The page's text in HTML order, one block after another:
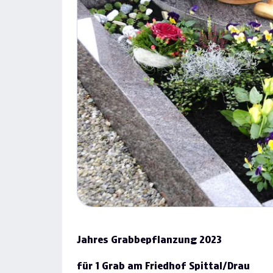
Previous
Jahres Grabbepflanzung 2023
für 1 Grab am Friedhof Spittal/Drau